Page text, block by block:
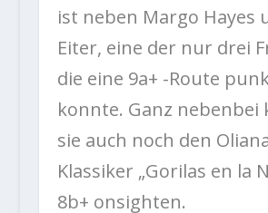
ist neben Margo Hayes
Eiter, eine der nur drei
die eine 9a+ -Route
konnte. Ganz nebenbei
sie auch noch den
Klassiker „Gorilas en la
8b+ onsighten.